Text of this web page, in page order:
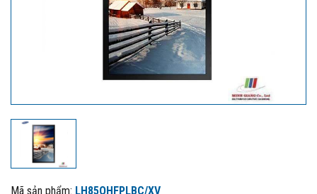
Mã sản phẩm: LH85OHFPLBC/XV